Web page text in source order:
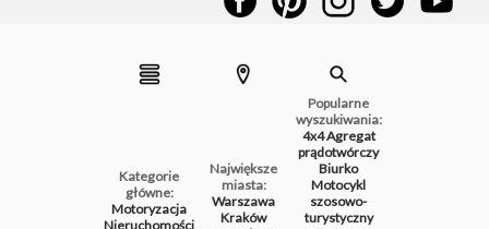
Kategorie
główne:
Motoryzacja
Nieruchomości
Największe
miasta:
Warszawa
Kraków
Popularne
wyszukiwania:
4x4Agregat
prądotwórczy
Biurko
Motocykl
szosowo-
turystyczny